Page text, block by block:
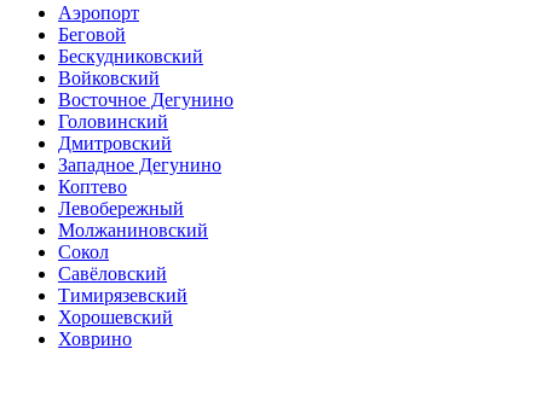
Аэропорт
Беговой
Бескудниковский
Войковский
Восточное Дегунино
Головинский
Дмитровский
Западное Дегунино
Коптево
Левобережный
Молжаниновский
Сокол
Савёловский
Тимирязевский
Хорошевский
Ховрино